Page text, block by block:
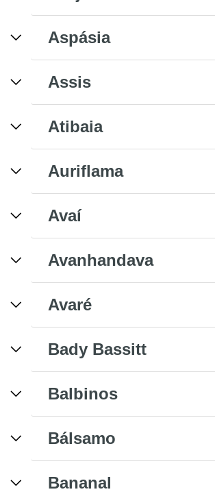
Aspásia
Assis
Atibaia
Auriflama
Avaí
Avanhandava
Avaré
Bady Bassitt
Balbinos
Bálsamo
Bananal